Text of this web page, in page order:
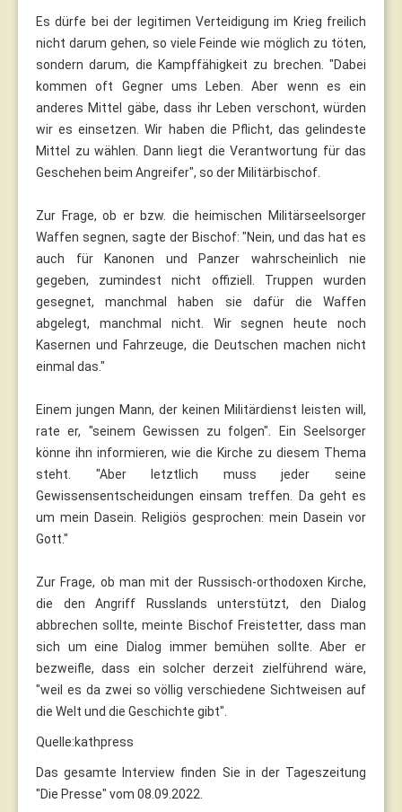
Es dürfe bei der legitimen Verteidigung im Krieg freilich
nicht darum gehen, so viele Feinde wie möglich zu töten,
sondern darum, die Kampffähigkeit zu brechen. "Dabei
kommen oft Gegner ums Leben. Aber wenn es ein
anderes Mittel gäbe, dass ihr Leben verschont, würden
wir es einsetzen. Wir haben die Pflicht, das gelindeste
Mittel zu wählen. Dann liegt die Verantwortung für das
Geschehen beim Angreifer", so der Militärbischof.
Zur Frage, ob er bzw. die heimischen Militärseelsorger
Waffen segnen, sagte der Bischof: "Nein, und das hat es
auch für Kanonen und Panzer wahrscheinlich nie
gegeben, zumindest nicht offiziell. Truppen wurden
gesegnet, manchmal haben sie dafür die Waffen
abgelegt, manchmal nicht. Wir segnen heute noch
Kasernen und Fahrzeuge, die Deutschen machen nicht
einmal das."
Einem jungen Mann, der keinen Militärdienst leisten will,
rate er, "seinem Gewissen zu folgen". Ein Seelsorger
könne ihn informieren, wie die Kirche zu diesem Thema
steht. "Aber letztlich muss jeder seine
Gewissensentscheidungen einsam treffen. Da geht es
um mein Dasein. Religiös gesprochen: mein Dasein vor
Gott."
Zur Frage, ob man mit der Russisch-orthodoxen Kirche,
die den Angriff Russlands unterstützt, den Dialog
abbrechen sollte, meinte Bischof Freistetter, dass man
sich um eine Dialog immer bemühen sollte. Aber er
bezweifle, dass ein solcher derzeit zielführend wäre,
"weil es da zwei so völlig verschiedene Sichtweisen auf
die Welt und die Geschichte gibt".
Quelle:kathpress
Das gesamte Interview finden Sie in der Tageszeitung
"Die Presse" vom 08.09.2022.